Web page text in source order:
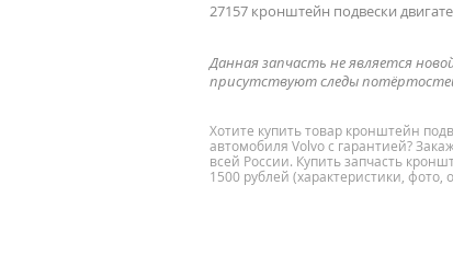
27157 кронштейн подвески
Данная запчасть не является
присутствуют следы
Хотите купить товар кронштейн
автомобиля Volvo с гарантией?
всей России. Купить запчасть
1500 рублей (характеристики, фото,